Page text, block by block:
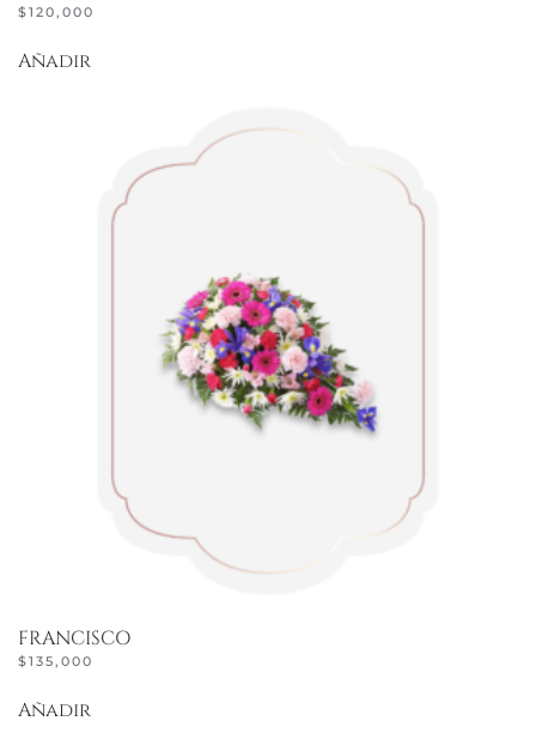
$120,000
Añadir
FRANCISCO
$135,000
Añadir